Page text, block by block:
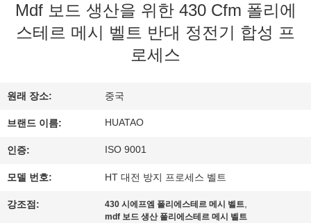
대
하
공
장
여
행
Mdf 보드 생산을 위한 430 Cfm 폴리에
스테르 메시 벨트 반대 정전기 합성 프
로세스
원래 장소: 중국
브랜드 이름: HUATAO
인증: ISO 9001
모델 번호: HT 대전 방지 프로세스 벨트
강조점: 430 시에프엠 폴리에스테르 메시 벨트,
mdf 보드 생산 폴리에스테르 메시 벨트